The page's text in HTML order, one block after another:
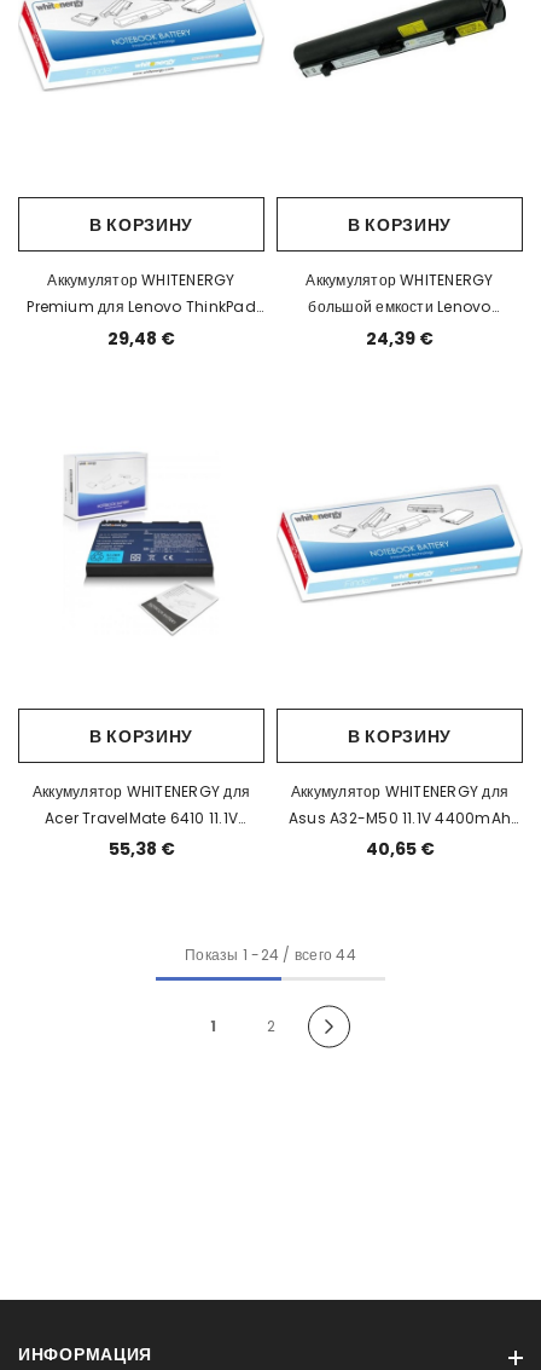
В КОРЗИНУ
Аккумулятор WHITENERGY
Premium для Lenovo ThinkPad
Tablet X60T 14.4V 2600mAh EOL
29,48 €
В КОРЗИНУ
Аккумулятор WHITENERGY
большой емкости Lenovo
IdeaPad S9 S10 11.1V 4400mAh
24,39 €
В КОРЗИНУ
Аккумулятор WHITENERGY для
Acer TravelMate 6410 11.1V
4400mAh EOL
55,38 €
В КОРЗИНУ
Аккумулятор WHITENERGY для
Asus A32-M50 11.1V 4400mAh
EOL
40,65 €
Показы 1 -24 / всего 44
1 2
ИНФОРМАЦИЯ